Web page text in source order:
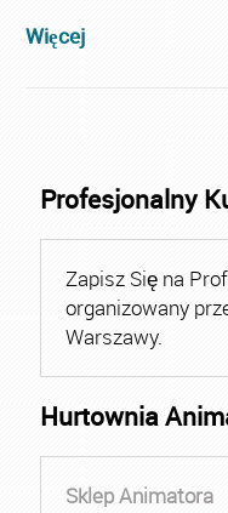
Więcej
Profesjonalny
Zapisz Się na
organizowany
Warszawy.
Hurtownia
Sklep Animatora